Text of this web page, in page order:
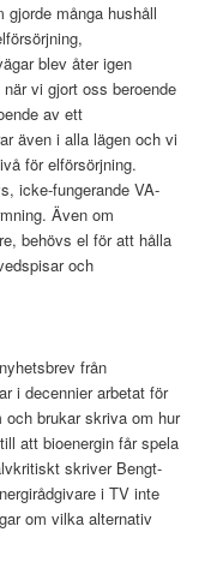
många hushåll
blev åter igen
vi gjort oss beroende
av ett
även i alla lägen och vi
för elförsörjning.
icke-fungerande VA-
Även om
behövs el för att hålla
och
från
i decennier arbetat för
brukar skriva om hur
att bioenergin får spela
skriver Bengt-
i TV inte
om vilka alternativ